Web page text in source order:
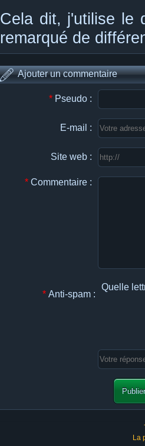
Cela dit, j'utilise le
remarqué de
Ajouter un commentaire
* Pseudo :
E-mail :
Site web :
* Commentaire :
* Anti-spam :
Quelle
La